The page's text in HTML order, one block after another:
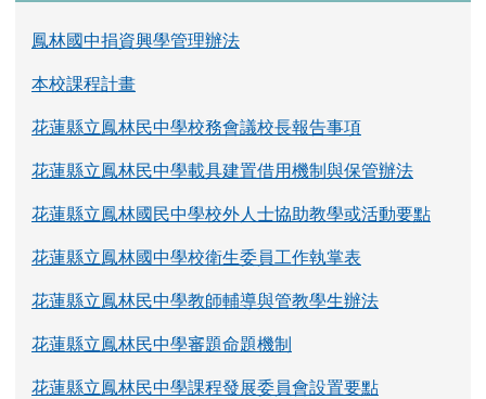
鳳林國中捐資興學管理辦法
本校課程計畫
花蓮縣立鳳林民中學校務會議校長報告事項
花蓮縣立鳳林民中學載具建置借用機制與保管辦法
花蓮縣立鳳林國民中學校外人士協助教學或活動要點
花蓮縣立鳳林國中學校衛生委員工作執掌表
花蓮縣立鳳林民中學教師輔導與管教學生辦法
花蓮縣立鳳林民中學審題命題機制
花蓮縣立鳳林民中學課程發展委員會設置要點